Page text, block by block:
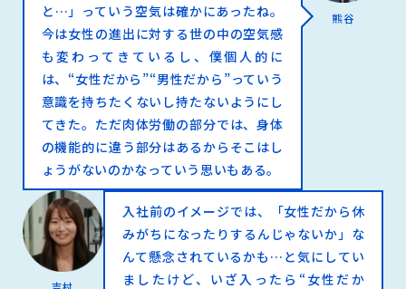
熊谷
と…」っていう空気は確かにあったね。
今は女性の進出に対する世の中の空気感
も変わってきているし、僕個人的に
は、“女性だから”“男性だから”っていう
意識を持ちたくないし持たないようにし
てきた。ただ肉体労働の部分では、身体
の機能的に違う部分はあるからそこはし
ょうがないのかなっていう思いもある。
入社前のイメージでは、「女性だから休
みがちになったりするんじゃないか」な
んて懸念されているかも…と気にしてい
ましたけど、いざ入ったら“女性だか